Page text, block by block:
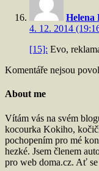
Helena
4. 12. 2014
[15]: Evo,
Komentáře nejsou
About me
Vítám vás na svém
kocourka Kokiho,
pochopením pro mé
hezké. Jsem členem
pro web doma.cz. Ať